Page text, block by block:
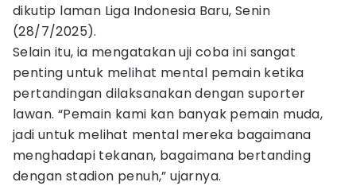
dikutip laman Liga Indonesia Baru, Senin
(28/7/2025).
Selain itu, ia mengatakan uji coba ini sangat
penting untuk melihat mental pemain ketika
pertandingan dilaksanakan dengan suporter
lawan. “Pemain kami kan banyak pemain muda,
jadi untuk melihat mental mereka bagaimana
menghadapi tekanan, bagaimana bertanding
dengan stadion penuh,” ujarnya.